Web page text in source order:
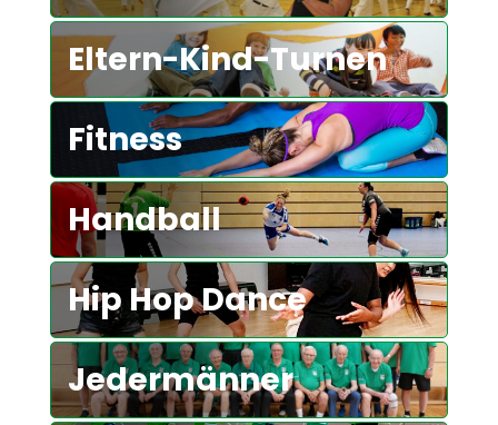
Eltern-Kind-Turnen
Fitness
Handball
Hip Hop Dance
Jedermänner